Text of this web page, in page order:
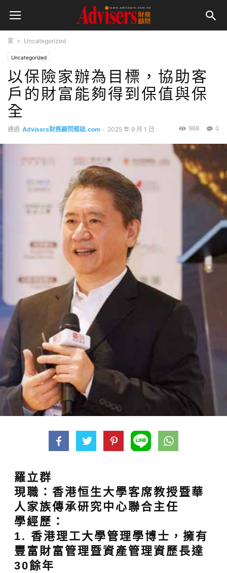
家 Uncategorized
Uncategorized
以保險家辦為目標，協助客
戶的財富能夠得到保值與保
全
通過 Advisers財務顧問雜誌.com - 2025 年 9 月 1 日 0
968
羅立群
現職：香港恒生大學客席教授暨華
人家族傳承研究中心聯合主任
學經歷：
1. 香港理工大學管理學博士，擁有
豐富財富管理暨資產管理資歷長達
30餘年